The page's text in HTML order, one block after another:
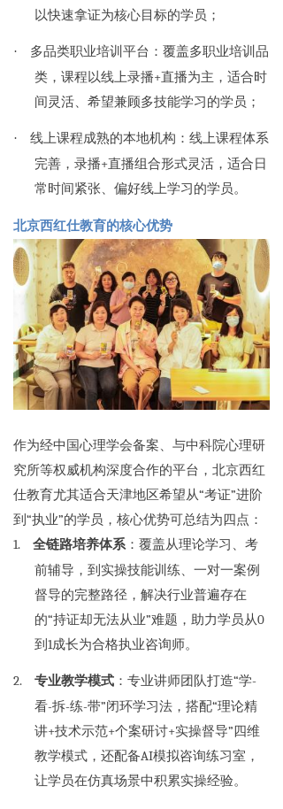
以快速拿证为核心目标的学员；
·
多品类职业培训平台：覆盖多职业培训品
类，课程以线上录播+直播为主，适合时
间灵活、希望兼顾多技能学习的学员；
·
线上课程成熟的本地机构：线上课程体系
完善，录播+直播组合形式灵活，适合日
常时间紧张、偏好线上学习的学员。
北京西红仕教育的核心优势
作为经中国心理学会备案、与中科院心理研
究所等权威机构深度合作的平台，北京西红
仕教育尤其适合天津地区希望从“考证”进阶
到“执业”的学员，核心优势可总结为四点：
1.
全链路培养体系：覆盖从理论学习、考
前辅导，到实操技能训练、一对一案例
督导的完整路径，解决行业普遍存在
的“持证却无法从业”难题，助力学员从0
到1成长为合格执业咨询师。
2. 专业教学模式 ：专业讲师团队打造“学-
看-拆-练-带”闭环学习法，搭配“理论精
讲+技术示范+个案研讨+实操督导”四维
教学模式，还配备AI模拟咨询练习室，
让学员在仿真场景中积累实操经验。